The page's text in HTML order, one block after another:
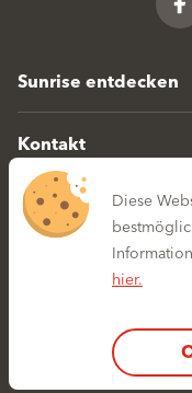
Diese
hier.
Sunrise entdecken
Kontakt
©
Sitemap